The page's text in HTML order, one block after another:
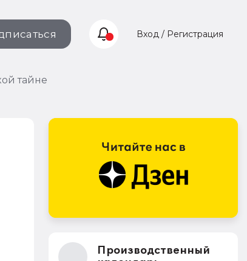
Вход / Регистрация
тайне
Производственный